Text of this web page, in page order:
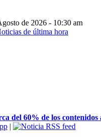
de 2026 - 10:30 am
del 60% de los
|